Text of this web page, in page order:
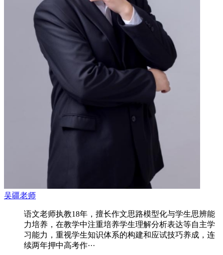
吴疆老师
语文老师执教18年，擅长作文思路模型化与学生思辨能
力培养，在教学中注重培养学生理解分析表达等自主学
习能力，重视学生知识体系的构建和应试技巧养成，连
续两年押中高考作···